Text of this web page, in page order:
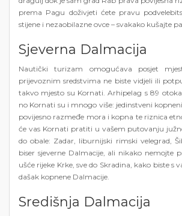
prema Pagu doživjeti ćete pravu
stijene i nezaobilazne ovce – svakako kušajte
Sjeverna Dalmacija
Nautički turizam omogućava posjet
prijevoznim sredstvima ne biste vidjeli ili
takvo mjesto su Kornati. Arhipelag s 89
no Kornati su i mnogo više: jedinstveni
povijesno razmeđe mora i kopna te riznica
će vas Kornati pratiti u vašem putovanju
do obale: Zadar, liburnijski rimski velegrad,
biser sjeverne Dalmacije, ali nikako nemojte
ušće rijeke Krke, sve do Skradina, kako biste s
dašak kopnene Dalmacije.
Središnja Dalmacija